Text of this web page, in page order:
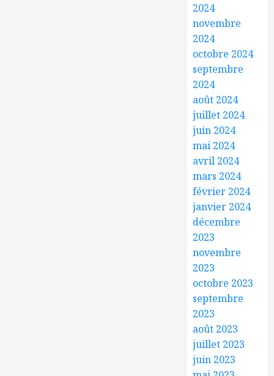
2024
novembre
2024
octobre 2024
septembre
2024
août 2024
juillet 2024
juin 2024
mai 2024
avril 2024
mars 2024
février 2024
janvier 2024
décembre
2023
novembre
2023
octobre 2023
septembre
2023
août 2023
juillet 2023
juin 2023